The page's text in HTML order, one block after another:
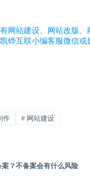
网站建设、网站改版
铧互联小编客服微信或
作 # 网站建设
？不备案会有什么风险